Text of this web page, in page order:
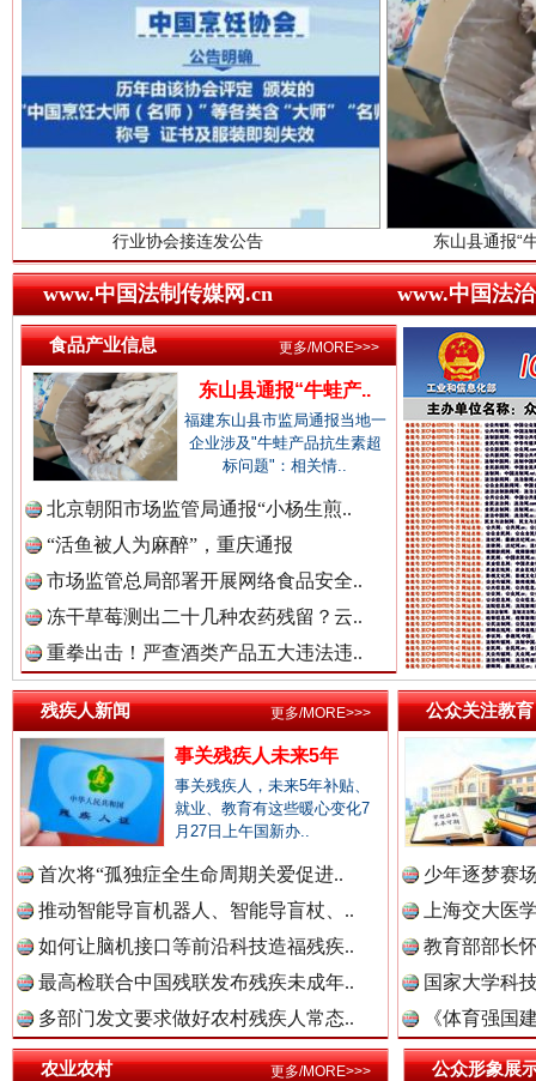
中国视频新闻网.
中国廉政法纪网.
中国律师在线.
中国参政网.中
世界屋脊 天路回响
红船起航处 潮起向未来 广州首
三年瞒报超千万 隐匿收入偷税被查处..
祁连巍巍树丰碑 高回报
业协会接连发公告 东山县通报“牛蛙产品抗生素
www.中国法制传媒网.cn www.中国法
食品产业信息
东山县通报“牛蛙产..
福建东山县市监局通报当地一
企业涉及"牛蛙产品抗生素超
标问题"：相关情..
北京朝阳市场监管局通报“小杨生煎..
“活鱼被人为麻醉”，重庆通报
市场监管总局部署开展网络食品安全..
冻干草莓测出二十几种农药残留？云..
重拳出击！严查酒类产品五大违法违..
更多/MORE>>>
残疾人新闻
事关残疾人未来5年
事关残疾人，未来5年补贴、
就业、教育有这些暖心变化7
月27日上午国新办..
首次将“孤独症全生命周期关爱促进..
推动智能导盲机器人、智能导盲杖、..
如何让脑机接口等前沿科技造福残疾..
最高检联合中国残联发布残疾未成年..
多部门发文要求做好农村残疾人常态..
更多/MORE>>> 公众关注教育
少年逐梦赛
上海交大医
教育部部长
国家大学科
《体育强国
农业农村 更多/MORE>>> 公众形象展